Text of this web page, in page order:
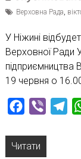
Верховна Рада
У Ніжині
Верховної Ради
підприємництва
19 червня о
Facebook
Viber
Читати